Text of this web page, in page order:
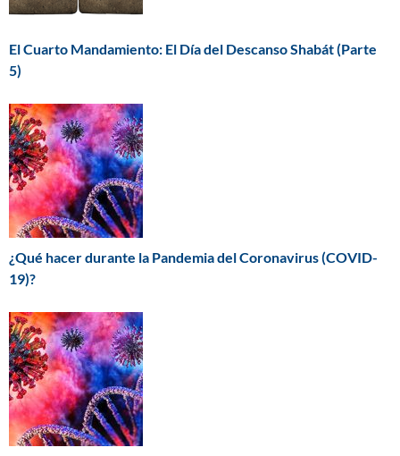
El Cuarto Mandamiento: El Día del Descanso Shabát (Parte
5)
¿Qué hacer durante la Pandemia del Coronavirus (COVID-
19)?